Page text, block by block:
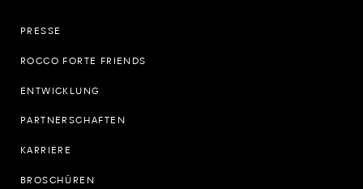
PRESSE
ROCCO FORTE FRIENDS
ENTWICKLUNG
PARTNERSCHAFTEN
KARRIERE
BROSCHÜREN